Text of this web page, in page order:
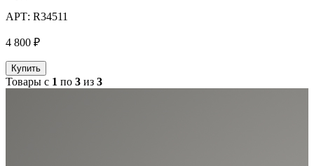
АРТ: R34511
4 800 ₽
Купить
Товары с 1 по 3 из 3